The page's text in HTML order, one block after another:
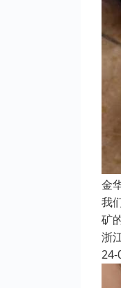
金
我
矿
浙
24-